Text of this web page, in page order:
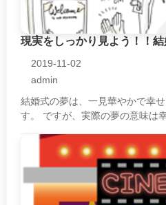
現実をしっかり見よう！！
2019-11-02
admin
結婚式の夢は、一見華やかで幸
す。 ですが、実際の夢の意味は幸せを知らせてくれていると
をしたいという気持ちの表・・・